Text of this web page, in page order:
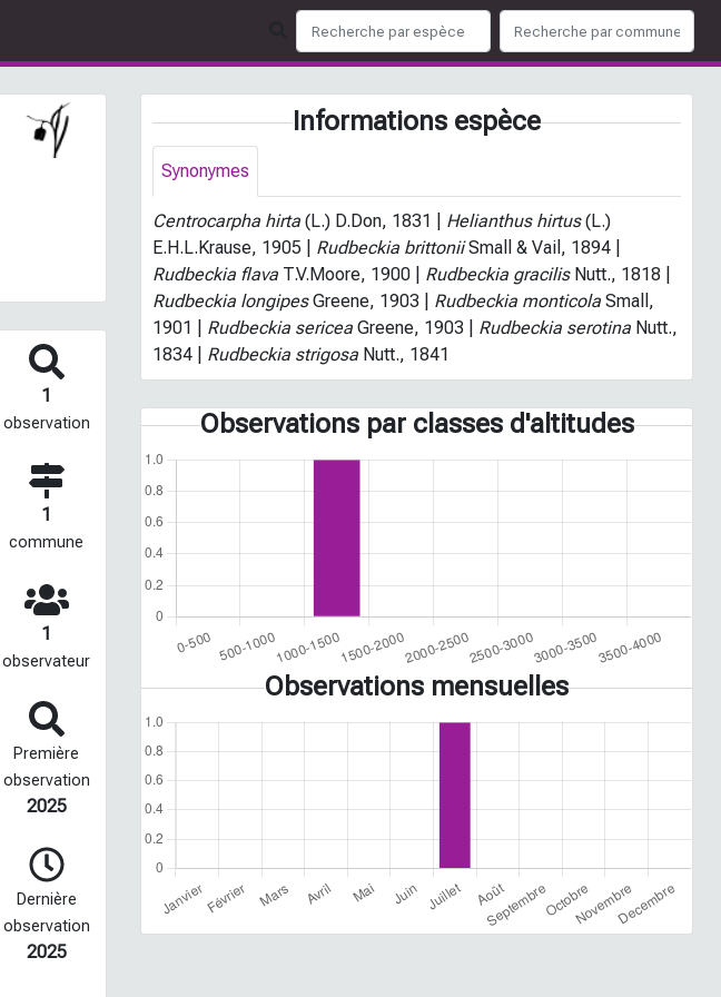
1
observation
1
commune
1
observateur
Première
observation
2025
Dernière
observation
2025
Informations espèce
Synonymes
Centrocarpha hirta (L.) D.Don, 1831 | Helianthus hirtus(L.)
E.H.L.Krause, 1905 | Rudbeckia brittoniiSmall & Vail, 1894 |
Rudbeckia flava T.V.Moore, 1900 | Rudbeckia gracilisNutt., 1818 |
Rudbeckia longipesGreene, 1903 | Rudbeckia monticola Small,
1901 | Rudbeckia sericea Greene, 1903 | Rudbeckia serotina Nutt.,
1834 | Rudbeckia strigosa Nutt., 1841
Observations par classes d'altitudes
Observations mensuelles